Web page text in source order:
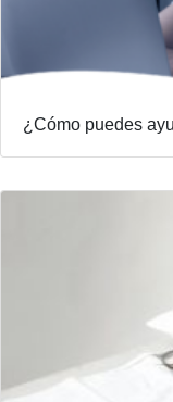
¿Cómo puedes